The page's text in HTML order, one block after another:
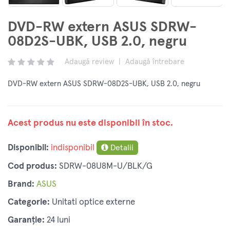
DVD-RW extern ASUS SDRW-
08D2S-UBK, USB 2.0, negru
Adaugă review Adaugă întrebare
DVD-RW extern ASUS SDRW-08D2S-UBK, USB 2.0, negru
Acest produs nu este disponibil în stoc.
Disponibil: indisponibil Detalii
Cod produs: SDRW-08U8M-U/BLK/G
Brand: ASUS
Categorie: Unitati optice externe
Garanție: 24 luni